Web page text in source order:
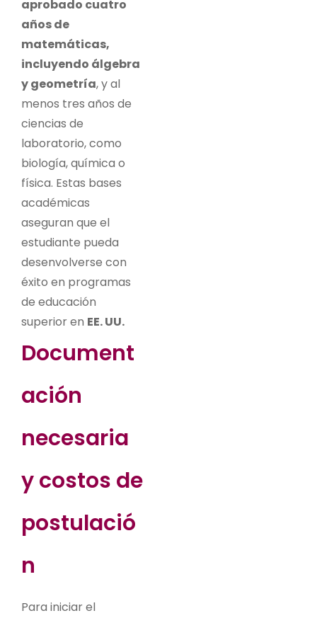
aprobado cuatro
años de
matemáticas,
incluyendo álgebra
y geometría, y al
menos tres años de
ciencias de
laboratorio, como
biología, química o
física. Estas bases
académicas
aseguran que el
estudiante pueda
desenvolverse con
éxito en programas
de educación
superior en EE. UU.
Document
ación
necesaria
y costos de
postulació
n
Para iniciar el